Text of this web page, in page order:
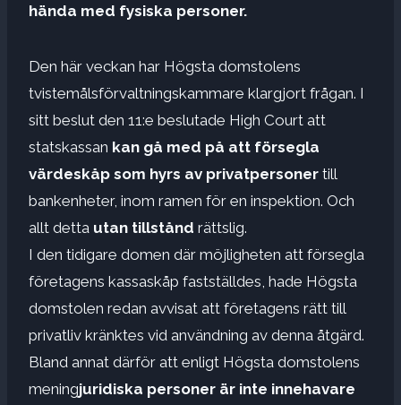
hända med fysiska personer.
Den här veckan har Högsta domstolens
tvistemålsförvaltningskammare klargjort frågan. I
sitt beslut den 11:e beslutade High Court att
statskassan kan gå med på att försegla
värdeskåp som hyrs av privatpersoner till
bankenheter, inom ramen för en inspektion. Och
allt detta utan tillstånd rättslig.
I den tidigare domen där möjligheten att försegla
företagens kassaskåp fastställdes, hade Högsta
domstolen redan avvisat att företagens rätt till
privatliv kränktes vid användning av denna åtgärd.
Bland annat därför att enligt Högsta domstolens
meningjuridiska personer är inte innehavare